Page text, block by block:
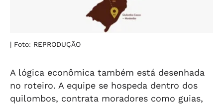
| Foto: REPRODUÇÃO
A lógica econômica também está desenhada
no roteiro. A equipe se hospeda dentro dos
quilombos, contrata moradores como guias,